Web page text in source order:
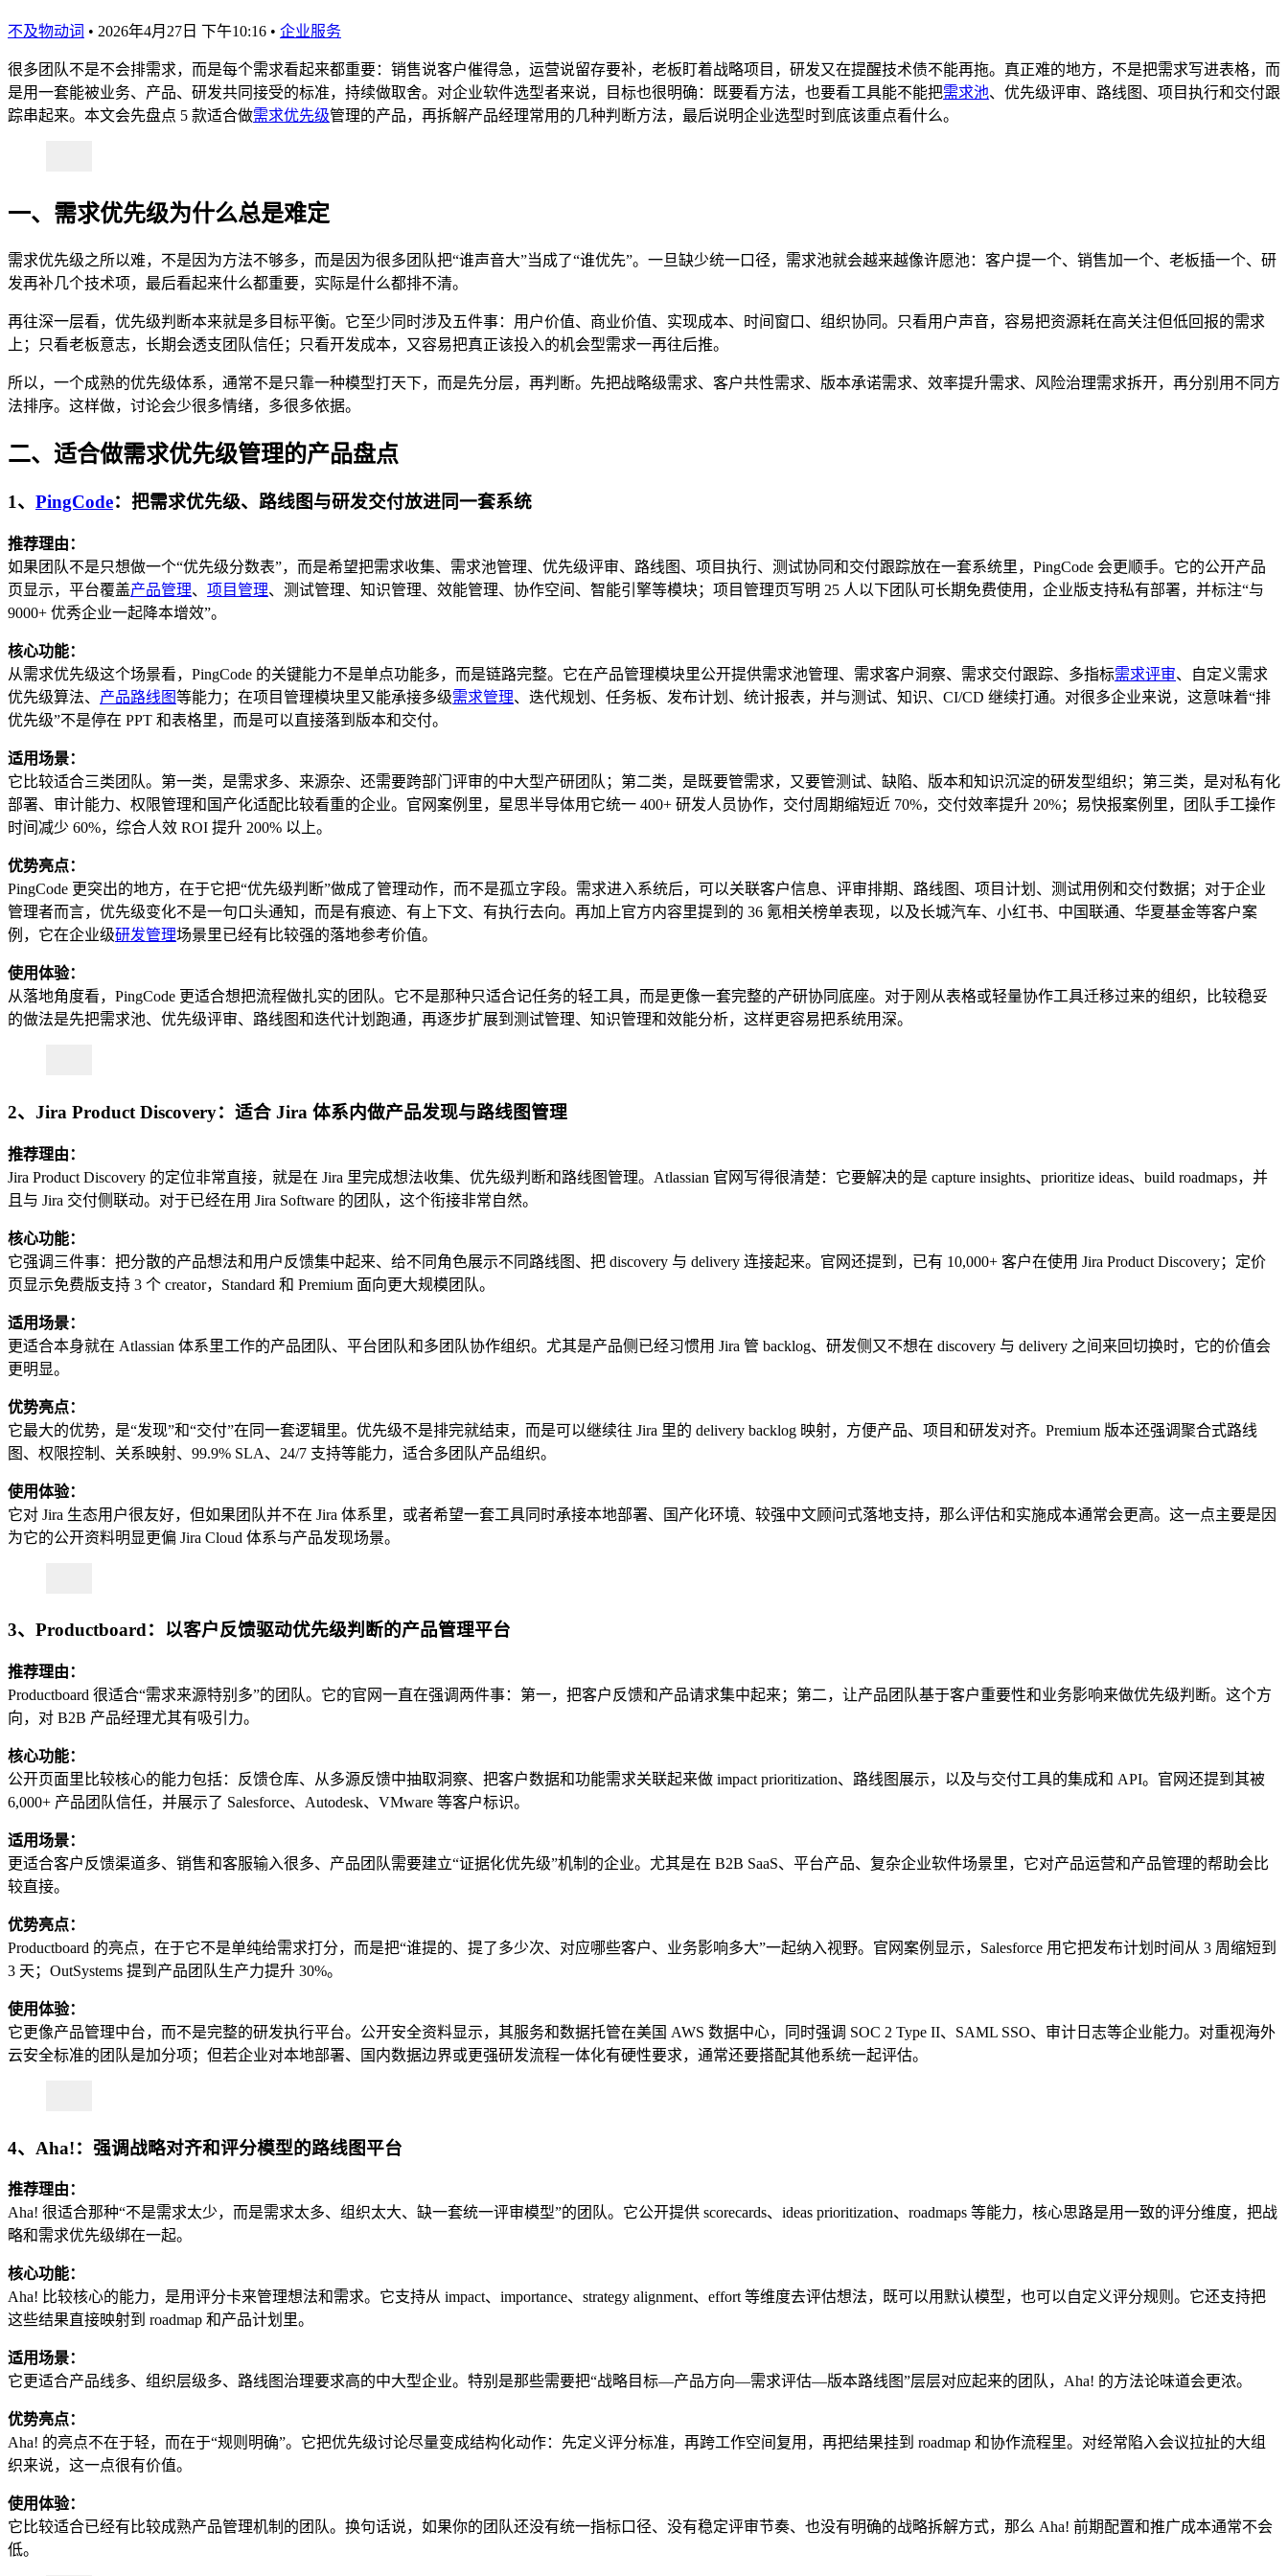
不及物动词 • 2026年4月27日 下午10:16 • 企业服务
很多团队不是不会排需求，而是每个需求看起来都重要：销售说客户催得急，运营说留存要补，老板盯着战略项目，研发又在提醒技术债不能再拖。真正难的地方，不是把需求写进表格，而
是用一套能被业务、产品、研发共同接受的标准，持续做取舍。对企业软件选型者来说，目标也很明确：既要看方法，也要看工具能不能把需求池、优先级评审、路线图、项目执行和交付跟
踪串起来。本文会先盘点 5 款适合做需求优先级管理的产品，再拆解产品经理常用的几种判断方法，最后说明企业选型时到底该重点看什么。
一、需求优先级为什么总是难定
需求优先级之所以难，不是因为方法不够多，而是因为很多团队把“谁声音大”当成了“谁优先”。一旦缺少统一口径，需求池就会越来越像许愿池：客户提一个、销售加一个、老板插一个、研
发再补几个技术项，最后看起来什么都重要，实际是什么都排不清。
再往深一层看，优先级判断本来就是多目标平衡。它至少同时涉及五件事：用户价值、商业价值、实现成本、时间窗口、组织协同。只看用户声音，容易把资源耗在高关注但低回报的需求
上；只看老板意志，长期会透支团队信任；只看开发成本，又容易把真正该投入的机会型需求一再往后推。
所以，一个成熟的优先级体系，通常不是只靠一种模型打天下，而是先分层，再判断。先把战略级需求、客户共性需求、版本承诺需求、效率提升需求、风险治理需求拆开，再分别用不同方
法排序。这样做，讨论会少很多情绪，多很多依据。
二、适合做需求优先级管理的产品盘点
1、 PingCode：把需求优先级、路线图与研发交付放进同一套系统
推荐理由：
如果团队不是只想做一个“优先级分数表”，而是希望把需求收集、需求池管理、优先级评审、路线图、项目执行、测试协同和交付跟踪放在一套系统里，PingCode 会更顺手。它的公开产品
页显示，平台覆盖产品管理、 项目管理、测试管理、知识管理、效能管理、协作空间、智能引擎等模块；项目管理页写明 25 人以下团队可长期免费使用，企业版支持私有部署，并标注“与
9000+ 优秀企业一起降本增效”。
核心功能：
从需求优先级这个场景看，PingCode 的关键能力不是单点功能多，而是链路完整。它在产品管理模块里公开提供需求池管理、需求客户洞察、需求交付跟踪、多指标需求评审、自定义需求
优先级算法、 产品路线图等能力；在项目管理模块里又能承接多级需求管理、迭代规划、任务板、发布计划、统计报表，并与测试、知识、CI/CD 继续打通。对很多企业来说，这意味着“排
优先级”不是停在 PPT 和表格里，而是可以直接落到版本和交付。
适用场景：
它比较适合三类团队。第一类，是需求多、来源杂、还需要跨部门评审的中大型产研团队；第二类，是既要管需求，又要管测试、缺陷、版本和知识沉淀的研发型组织；第三类，是对私有化
部署、审计能力、权限管理和国产化适配比较看重的企业。官网案例里，星思半导体用它统一 400+ 研发人员协作，交付周期缩短近 70%，交付效率提升 20%；易快报案例里，团队手工操作
时间减少 60%，综合人效 ROI 提升 200% 以上。
优势亮点：
PingCode 更突出的地方，在于它把“优先级判断”做成了管理动作，而不是孤立字段。需求进入系统后，可以关联客户信息、评审排期、路线图、项目计划、测试用例和交付数据；对于企业
管理者而言，优先级变化不是一句口头通知，而是有痕迹、有上下文、有执行去向。再加上官方内容里提到的 36 氪相关榜单表现，以及长城汽车、小红书、中国联通、华夏基金等客户案
例，它在企业级研发管理场景里已经有比较强的落地参考价值。
使用体验：
从落地角度看，PingCode 更适合想把流程做扎实的团队。它不是那种只适合记任务的轻工具，而是更像一套完整的产研协同底座。对于刚从表格或轻量协作工具迁移过来的组织，比较稳妥
的做法是先把需求池、优先级评审、路线图和迭代计划跑通，再逐步扩展到测试管理、知识管理和效能分析，这样更容易把系统用深。
2、Jira Product Discovery：适合 Jira 体系内做产品发现与路线图管理
推荐理由：
Jira Product Discovery 的定位非常直接，就是在 Jira 里完成想法收集、优先级判断和路线图管理。Atlassian 官网写得很清楚：它要解决的是 capture insights、prioritize ideas、build roadmaps，并
且与 Jira 交付侧联动。对于已经在用 Jira Software 的团队，这个衔接非常自然。
核心功能：
它强调三件事：把分散的产品想法和用户反馈集中起来、给不同角色展示不同路线图、把 discovery 与 delivery 连接起来。官网还提到，已有 10,000+ 客户在使用 Jira Product Discovery；定价
页显示免费版支持 3 个 creator，Standard 和 Premium 面向更大规模团队。
适用场景：
更适合本身就在 Atlassian 体系里工作的产品团队、平台团队和多团队协作组织。尤其是产品侧已经习惯用 Jira 管 backlog、研发侧又不想在 discovery 与 delivery 之间来回切换时，它的价值会
更明显。
优势亮点：
它最大的优势，是“发现”和“交付”在同一套逻辑里。优先级不是排完就结束，而是可以继续往 Jira 里的 delivery backlog 映射，方便产品、项目和研发对齐。Premium 版本还强调聚合式路线
图、权限控制、关系映射、99.9% SLA、24/7 支持等能力，适合多团队产品组织。
使用体验：
它对 Jira 生态用户很友好，但如果团队并不在 Jira 体系里，或者希望一套工具同时承接本地部署、国产化环境、较强中文顾问式落地支持，那么评估和实施成本通常会更高。这一点主要是因
为它的公开资料明显更偏 Jira Cloud 体系与产品发现场景。
3、Productboard：以客户反馈驱动优先级判断的产品管理平台
推荐理由：
Productboard 很适合“需求来源特别多”的团队。它的官网一直在强调两件事：第一，把客户反馈和产品请求集中起来；第二，让产品团队基于客户重要性和业务影响来做优先级判断。这个方
向，对 B2B 产品经理尤其有吸引力。
核心功能：
公开页面里比较核心的能力包括：反馈仓库、从多源反馈中抽取洞察、把客户数据和功能需求关联起来做 impact prioritization、路线图展示，以及与交付工具的集成和 API。官网还提到其被
6,000+ 产品团队信任，并展示了 Salesforce、Autodesk、VMware 等客户标识。
适用场景：
更适合客户反馈渠道多、销售和客服输入很多、产品团队需要建立“证据化优先级”机制的企业。尤其是在 B2B SaaS、平台产品、复杂企业软件场景里，它对产品运营和产品管理的帮助会比
较直接。
优势亮点：
Productboard 的亮点，在于它不是单纯给需求打分，而是把“谁提的、提了多少次、对应哪些客户、业务影响多大”一起纳入视野。官网案例显示，Salesforce 用它把发布计划时间从 3 周缩短到
3 天；OutSystems 提到产品团队生产力提升 30%。
使用体验：
它更像产品管理中台，而不是完整的研发执行平台。公开安全资料显示，其服务和数据托管在美国 AWS 数据中心，同时强调 SOC 2 Type II、SAML SSO、审计日志等企业能力。对重视海外
云安全标准的团队是加分项；但若企业对本地部署、国内数据边界或更强研发流程一体化有硬性要求，通常还要搭配其他系统一起评估。
4、Aha!：强调战略对齐和评分模型的路线图平台
推荐理由：
Aha! 很适合那种“不是需求太少，而是需求太多、组织太大、缺一套统一评审模型”的团队。它公开提供 scorecards、ideas prioritization、roadmaps 等能力，核心思路是用一致的评分维度，把战
略和需求优先级绑在一起。
核心功能：
Aha! 比较核心的能力，是用评分卡来管理想法和需求。它支持从 impact、importance、strategy alignment、effort 等维度去评估想法，既可以用默认模型，也可以自定义评分规则。它还支持把
这些结果直接映射到 roadmap 和产品计划里。
适用场景：
它更适合产品线多、组织层级多、路线图治理要求高的中大型企业。特别是那些需要把“战略目标—产品方向—需求评估—版本路线图”层层对应起来的团队，Aha! 的方法论味道会更浓。
优势亮点：
Aha! 的亮点不在于轻，而在于“规则明确”。它把优先级讨论尽量变成结构化动作：先定义评分标准，再跨工作空间复用，再把结果挂到 roadmap 和协作流程里。对经常陷入会议拉扯的大组
织来说，这一点很有价值。
使用体验：
它比较适合已经有比较成熟产品管理机制的团队。换句话说，如果你的团队还没有统一指标口径、没有稳定评审节奏、也没有明确的战略拆解方式，那么 Aha! 前期配置和推广成本通常不会
低。